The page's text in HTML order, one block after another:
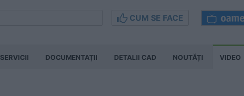
CUM SE FACE
SERVICII DOCUMENTAŢII DETALII CAD NOUTĂȚI VIDEO